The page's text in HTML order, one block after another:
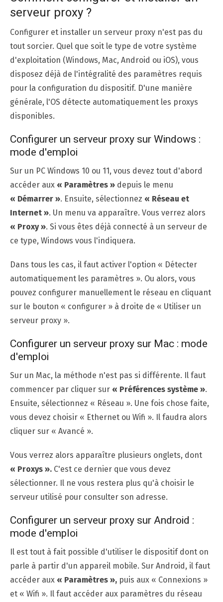
serveur proxy ?
Configurer et installer un serveur proxy n'est pas du
tout sorcier. Quel que soit le type de votre système
d'exploitation (Windows, Mac, Android ou iOS), vous
disposez déjà de l'intégralité des paramètres requis
pour la configuration du dispositif. D'une manière
générale, l'OS détecte automatiquement les proxys
disponibles.
Configurer un serveur proxy sur Windows :
mode d'emploi
Sur un PC Windows 10 ou 11, vous devez tout d'abord
accéder aux « Paramètres » depuis le menu
« Démarrer ». Ensuite, sélectionnez « Réseau et
Internet ». Un menu va apparaître. Vous verrez alors
« Proxy ». Si vous êtes déjà connecté à un serveur de
ce type, Windows vous l'indiquera.
Dans tous les cas, il faut activer l'option « Détecter
automatiquement les paramètres ». Ou alors, vous
pouvez configurer manuellement le réseau en cliquant
sur le bouton « configurer » à droite de « Utiliser un
serveur proxy ».
Configurer un serveur proxy sur Mac : mode
d'emploi
Sur un Mac, la méthode n'est pas si différente. Il faut
commencer par cliquer sur « Préférences système ».
Ensuite, sélectionnez « Réseau ». Une fois chose faite,
vous devez choisir « Ethernet ou Wifi ». Il faudra alors
cliquer sur « Avancé ».
Vous verrez alors apparaître plusieurs onglets, dont
« Proxys ». C'est ce dernier que vous devez
sélectionner. Il ne vous restera plus qu'à choisir le
serveur utilisé pour consulter son adresse.
Configurer un serveur proxy sur Android :
mode d'emploi
Il est tout à fait possible d'utiliser le dispositif dont on
parle à partir d'un appareil mobile. Sur Android, il faut
accéder aux « Paramètres », puis aux « Connexions »
et « Wifi ». Il faut accéder aux paramètres du réseau